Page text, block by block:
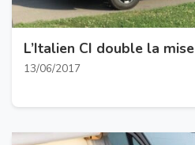
L’Italien CI double la mise
13/06/2017